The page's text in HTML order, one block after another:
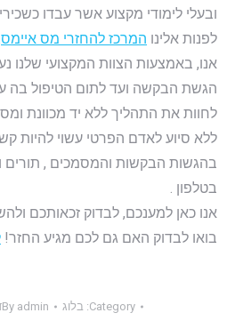
ובעלי לימודי מקצוע אשר עבדו
לפנות אלינו המרכז להחזרי מס איימס
אנו, באמצעות הצוות המקצועי שלנו
הגשת הבקשה ועד לתום הטיפול בה
לחוות את התהליך ללא יד מכוונת
ללא סיוע לאדם הפרטי עשוי להיות
בהגשות הבקשות והמסמכים , תורים
בטלפון .
אנו כאן למענכם, לבדוק זכאותכם
בואו לבדוק האם גם לכם מגיע החזר!
Category: בלוג By admin